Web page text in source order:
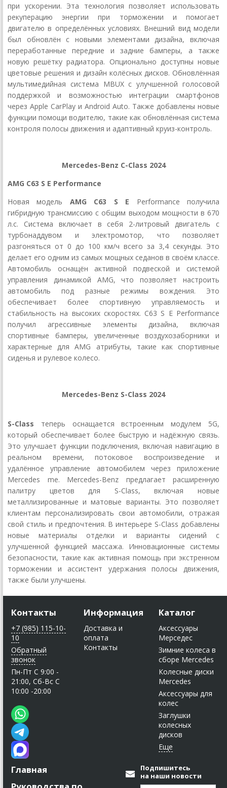
при ускорении. Эта технология позволяет использовать
рекуперацию энергии при торможении и помогает
двигателю в определённых условиях. Внешний вид модели
был обновлён с новыми элементами дизайна, включая
переработанные передние и задние бамперы, а также
новую решётку радиатора. Опционально доступны новые
цветовые решения и дизайн колёсных дисков. Обновлённая
мультимедийная система MBUX с улучшенной голосовой
поддержкой и возможностью интеграции смартфонов
через Apple CarPlay и Android Auto. Также добавлены новые
функции помощи водителю, такие как обновлённая система
контроля полосы движения и адаптивный круиз-контроль.
Mercedes-Benz C-Class 2024
AMG C63 S E Performance
Новая модель AMG C63 S E Performance получила
гибридную трансмиссию с общим выходом мощности в 670
л.с. Система включает в себя 2-литровый двигатель с
турбонаддувом и электромотор, что позволяет
разгоняться от 0 до 100 км/ч всего за 3,4 секунды. Это
делает его одним из самых мощных седанов в своём классе.
Автомобиль оснащён активной подвеской и системой
управления динамикой AMG, что позволяет настроить
автомобиль под разные режимы вождения. Это
обеспечивает более спортивную управляемость и
стабильность на высоких скоростях. C63 S E Performance
получил агрессивные элементы дизайна, включая
спортивные бамперы, увеличенные воздухозаборники и
характерные для AMG атрибуты, такие как спортивные
сиденья и рулевое колесо.
Mercedes-Benz S-Class 2024
S-Class теперь оснащается встроенным модулем 5G,
который обеспечивает более быструю и надёжную связь.
Это улучшает функции подключения, включая навигацию в
реальном времени, потоковое воспроизведение и
удалённое управление автомобилем через приложение
Mercedes me. Mercedes-Benz предлагает расширенную
палитру цветов для S-Class, включая новые
металлизированные и матовые варианты. Это позволяет
клиентам персонализировать свои автомобили, отражая
свой стиль и предпочтения. В интерьере S-Class добавлены
новые материалы отделки и варианты сидений с
улучшенной функцией массажа. Инновационные системы
безопасности, такие как активная помощь при экстренном
торможении и ассистент удержания полосы движения,
также были улучшены.
Контакты
+7 (985) 115-10-
10
Обратный
звонок
Пн-Пт C 9:00 -
21:00, Сб-Вс С
10:00 -20:00
Информация
Доставка и
оплата
Контакты
Каталог
Аксессуары
Мерседес
Зимние колеса в
сборе Mercedes
Колесные диски
Mercedes
Аксессуары для
колес
Заглушки
колесных
дисков
Главная
Подпишитесь
на наши новости